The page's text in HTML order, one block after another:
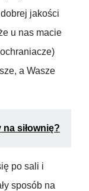
jakości
u nas macie
a Wasze
siłownię?
po sali i
sposób na